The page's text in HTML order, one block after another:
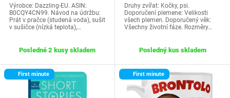
Výrobce: Dazzling-EU. ASIN:
B0CQY4CN99. Návod na údržbu:
Prát v pračce (studená voda), sušit
v sušičce (nízká teplota),…
Posledné 2 kusy skladem
Druhy zvířat: Kočky, psi.
Doporučení plemene: Velikosti
všech plemen. Doporučený věk:
Všechny životní fáze. Rozměry…
Posledný kus skladem
First minute First minute